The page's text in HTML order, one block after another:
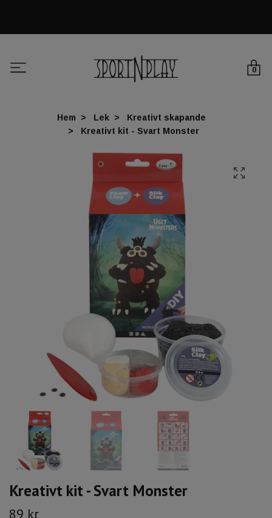
0
Hem Lek
Kreativt skapande
Kreativt kit - Svart Monster
Kreativt kit - Svart Monster
89 kr